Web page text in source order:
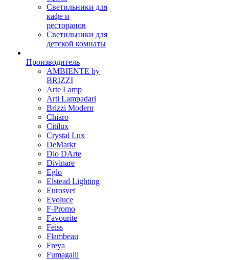
Светильники для
кафе и
ресторанов
Светильники для
детской комнаты
Производитель
AMBIENTE by
BRIZZI
Arte Lamp
Arti Lampadari
Brizzi Modern
Chiaro
Citilux
Crystal Lux
DeMarkt
Dio DArte
Divinare
Eglo
Elstead Lighting
Eurosvet
Evoluce
F-Promo
Favourite
Feiss
Flambeau
Freya
Fumagalli